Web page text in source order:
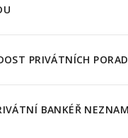
PRIVÁTNÍCH
BANKÉŘ